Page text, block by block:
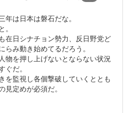
年は日本は磐石だな。
在日シナチョン勢力、反日野党ど
らみ動き始めてるだろう。
物を押し上げないとならない状況
ぐだ。
を監視し各個撃破していくととも
見定めが必須だ。